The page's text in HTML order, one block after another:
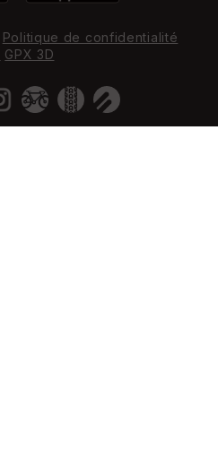
Politique de confidentialité
GPX 3D